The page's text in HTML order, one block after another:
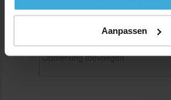
Aanpassen
Alle bedragen zijn excl. 21% BTW